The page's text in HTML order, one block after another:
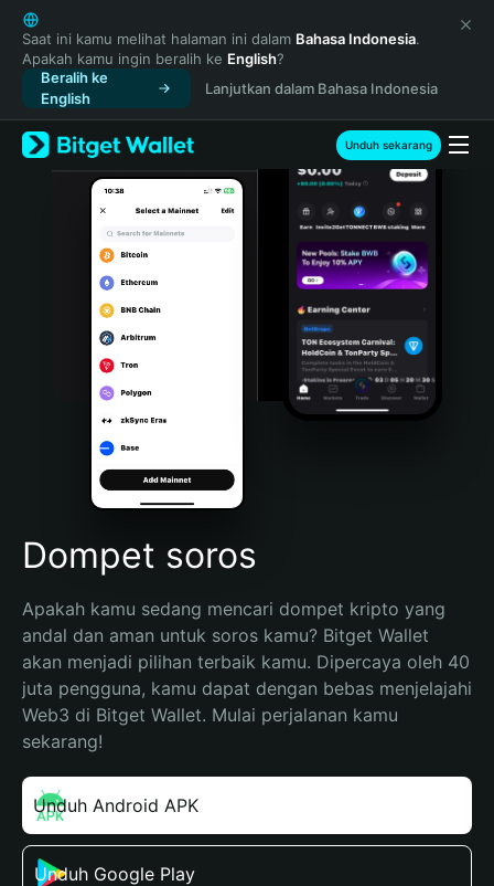
English
日本語
Tiếng Việt
Русский
Español (Latinoamérica)
Türkçe
Italiano
Português (Portugal)
Bahasa Indonesia
Português (Brasil)
Español (Argentina)
Saat ini kamu melihat halaman ini dalam Bahasa Indonesia.
Apakah kamu ingin beralih ke English?
Beralih ke
English
Lanjutkan dalam Bahasa Indonesia
Unduh sekarang
Dompet soros
Apakah kamu sedang mencari dompet kripto yang
andal dan aman untuk soros kamu? Bitget Wallet
akan menjadi pilihan terbaik kamu. Dipercaya oleh 40
juta pengguna, kamu dapat dengan bebas menjelajahi
Web3 di Bitget Wallet. Mulai perjalanan kamu
sekarang!
Unduh Android APK
Unduh Google Play